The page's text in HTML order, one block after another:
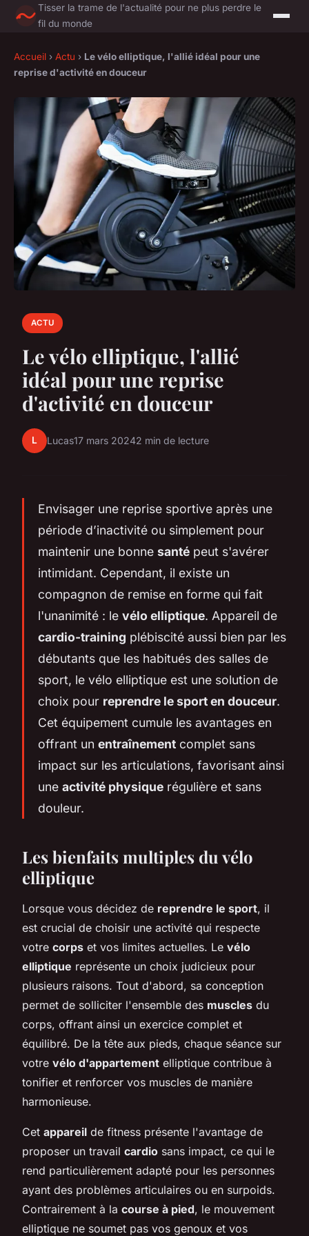
Tisser la trame de l'actualité pour ne plus perdre le
fil du monde
Accueil › Actu › Le vélo elliptique, l'allié idéal pour une
reprise d'activité en douceur
ACTU
Le vélo elliptique, l'allié
idéal pour une reprise
d'activité en douceur
L Lucas17 mars 20242 min de lecture
Envisager une reprise sportive après une
période d’inactivité ou simplement pour
maintenir une bonne santé peut s'avérer
intimidant. Cependant, il existe un
compagnon de remise en forme qui fait
l'unanimité : le vélo elliptique. Appareil de
cardio-training plébiscité aussi bien par les
débutants que les habitués des salles de
sport, le vélo elliptique est une solution de
choix pour reprendre le sport en douceur.
Cet équipement cumule les avantages en
offrant un entraînement complet sans
impact sur les articulations, favorisant ainsi
une activité physique régulière et sans
douleur.
Les bienfaits multiples du vélo
elliptique
Lorsque vous décidez de reprendre le sport, il
est crucial de choisir une activité qui respecte
votre corps et vos limites actuelles. Le vélo
elliptique représente un choix judicieux pour
plusieurs raisons. Tout d'abord, sa conception
permet de solliciter l'ensemble des muscles du
corps, offrant ainsi un exercice complet et
équilibré. De la tête aux pieds, chaque séance sur
votre vélo d'appartement elliptique contribue à
tonifier et renforcer vos muscles de manière
harmonieuse.
Cet appareil de fitness présente l'avantage de
proposer un travail cardio sans impact, ce qui le
rend particulièrement adapté pour les personnes
ayant des problèmes articulaires ou en surpoids.
Contrairement à la course à pied, le mouvement
elliptique ne soumet pas vos genoux et vos